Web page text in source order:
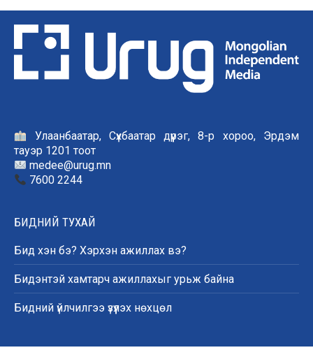
Улаанбаатар, Сүхбаатар дүүрэг, 8-р хороо, Эрдэм
тауэр 1201 тоот
medee@urug.mn
7600 2244
БИДНИЙ ТУХАЙ
Бид хэн бэ? Хэрхэн ажиллах вэ?
Бидэнтэй хамтарч ажиллахыг урьж байна
Бидний үйлчилгээ үзүүлэх нөхцөл